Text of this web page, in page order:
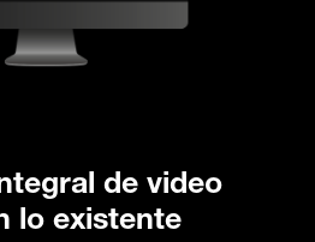
de video
lo existente